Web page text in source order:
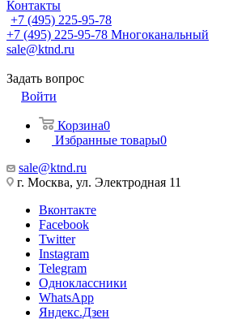
Контакты
+7 (495) 225-95-78
+7 (495) 225-95-78 Многоканальный
sale@ktnd.ru
Задать вопрос
Войти
Корзина0
Избранные товары0
sale@ktnd.ru
г. Москва, ул. Электродная 11
Вконтакте
Facebook
Twitter
Instagram
Telegram
Одноклассники
WhatsApp
Яндекс.Дзен